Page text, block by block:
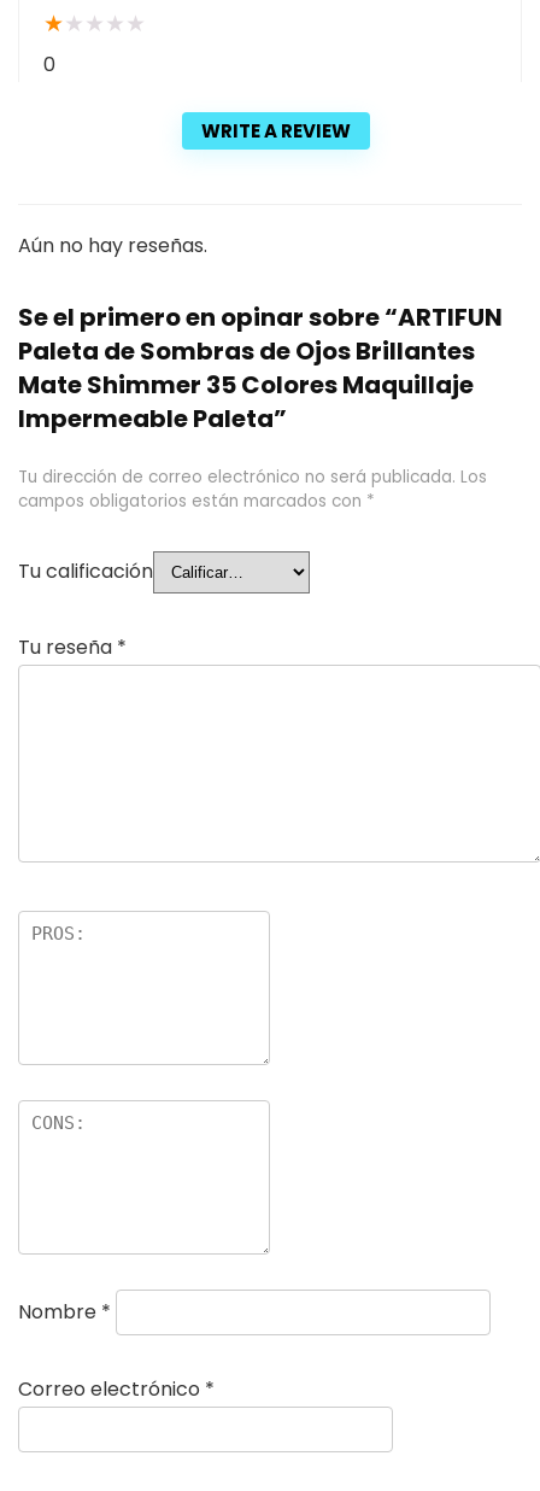
★★ ★ ★ ★
0
WRITE A REVIEW
Aún no hay reseñas.
Se el primero en opinar sobre “ARTIFUN
Paleta de Sombras de Ojos Brillantes
Mate Shimmer 35 Colores Maquillaje
Impermeable Paleta”
Tu dirección de correo electrónico no será publicada. Los
campos obligatorios están marcados con *
Tu calificación
Tu reseña *
Nombre *
Correo electrónico *